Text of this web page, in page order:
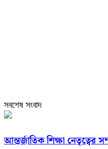
সবশেষ সংবাদ
আন্তর্জাতিক শিক্ষা নেতৃত্বের